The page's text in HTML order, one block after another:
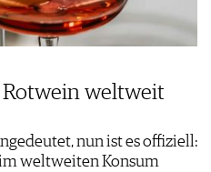
Rotwein weltweit
nun ist es offiziell:
weltweiten Konsum